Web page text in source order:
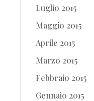
Luglio 2015
Maggio 2015
Aprile 2015
Marzo 2015
Febbraio 2015
Gennaio 2015